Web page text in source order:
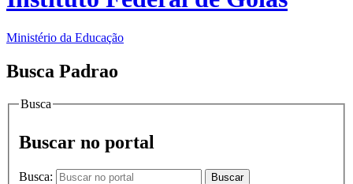
Ministério da Educação
Busca Padrao
Busca
Buscar no portal
Busca: Buscar